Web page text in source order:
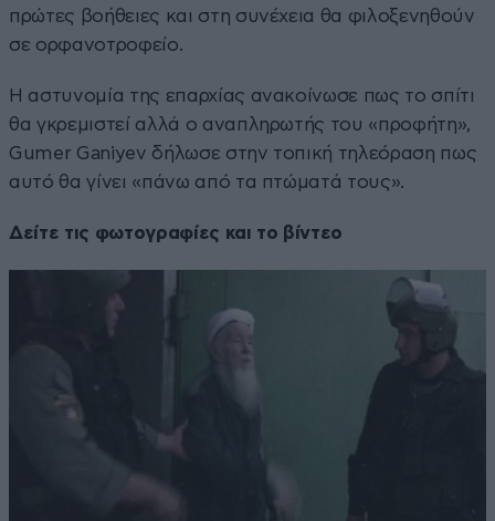
πρώτες βοήθειες και στη συνέχεια θα φιλοξενηθούν
σε ορφανοτροφείο.
Η αστυνομία της επαρχίας ανακοίνωσε πως το σπίτι
θα γκρεμιστεί αλλά ο αναπληρωτής του «προφήτη»,
Gumer Ganiyev δήλωσε στην τοπική τηλεόραση πως
αυτό θα γίνει «πάνω από τα πτώματά τους».
Δείτε τις φωτογραφίες και το βίντεο